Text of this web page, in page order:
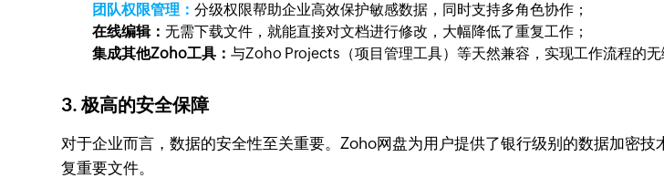
团队权限管理：分级权限帮助企业高效保护敏感数据，同时支持多角色协作；
在线编辑：无需下载文件，就能直接对文档进行修改，大幅降低了重复工作；
集成其他Zoho工具：与Zoho Projects（项目管理工具）等天然兼容，实现工作流程的无
3. 极高的安全保障
对于企业而言，数据的安全性至关重要。Zoho网盘为用户提供了银行级别的数据加密
复重要文件。